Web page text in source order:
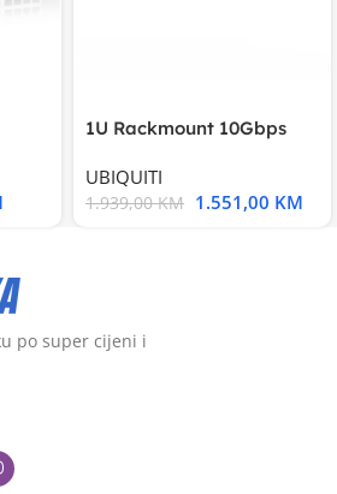
1U Rackmount 10Gbps
UBIQUITI
1.939,00KM 1.551,00 KM
po super cijeni i